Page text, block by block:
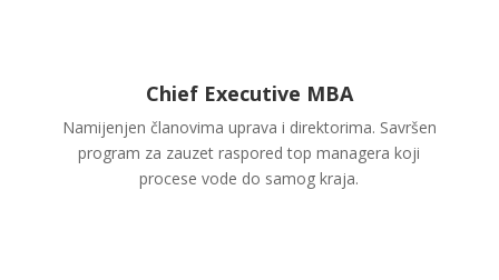
Chief Executive MBA
Namijenjen članovima uprava i direktorima. Savršen
program za zauzet raspored top managera koji
procese vode do samog kraja.